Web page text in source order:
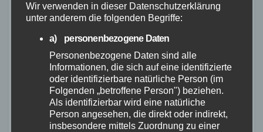
ALTENKIRCHEN FEUERWEHR POLIZEI
RETTUNGSDIENST
Containerbrand im
Industriegebiet Horhausen:
Feuerwehr verhindert weitere
Ausbreitung
7. AUG. 2026
Wir verwenden in dieser Datenschutzerklärung
unter anderem die folgenden Begriffe:
a) personenbezogene Daten
Personenbezogene Daten sind alle
Informationen, die sich auf eine identifizierte
oder identifizierbare natürliche Person (im
Folgenden „betroffene Person") beziehen.
Als identifizierbar wird eine natürliche
Person angesehen, die direkt oder indirekt,
insbesondere mittels Zuordnung zu einer